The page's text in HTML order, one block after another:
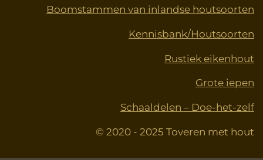
Boomstammen van inlandse houtsoorten
Kennisbank/Houtsoorten
Rustiek eikenhout
Grote iepen
Schaaldelen – Doe-het-zelf
© 2020 - 2025 Toveren met hout